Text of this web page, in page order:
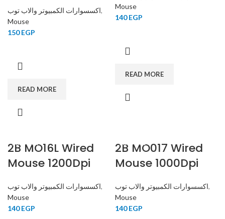
اكسسوارات الكمبيوتر والاب توب,
Mouse
150EGP
READ MORE
Mouse
140EGP
READ MORE
SOLD OUT
2B MO16L Wired
Mouse 1200Dpi
اكسسوارات الكمبيوتر والاب توب,
Mouse
140EGP
SOLD OUT
2B MO017 Wired
Mouse 1000Dpi
اكسسوارات الكمبيوتر والاب توب,
Mouse
140EGP